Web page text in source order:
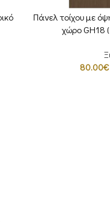
ΕΠΙΛΟΓΉ
Πάνελ τοίχου με
χώρο GH18
80.00€